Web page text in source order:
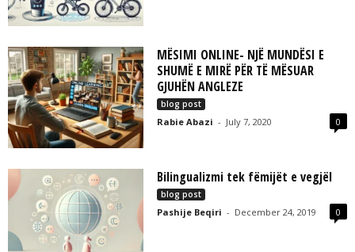
MËSIMI ONLINE- NJË MUNDËSI E
SHUMË E MIRË PËR TË MËSUAR
GJUHËN ANGLEZE
blog post
Rabie Abazi - July 7, 2020 0
Bilingualizmi tek fëmijët e vegjël
blog post
Pashije Beqiri - December 24, 2019 0